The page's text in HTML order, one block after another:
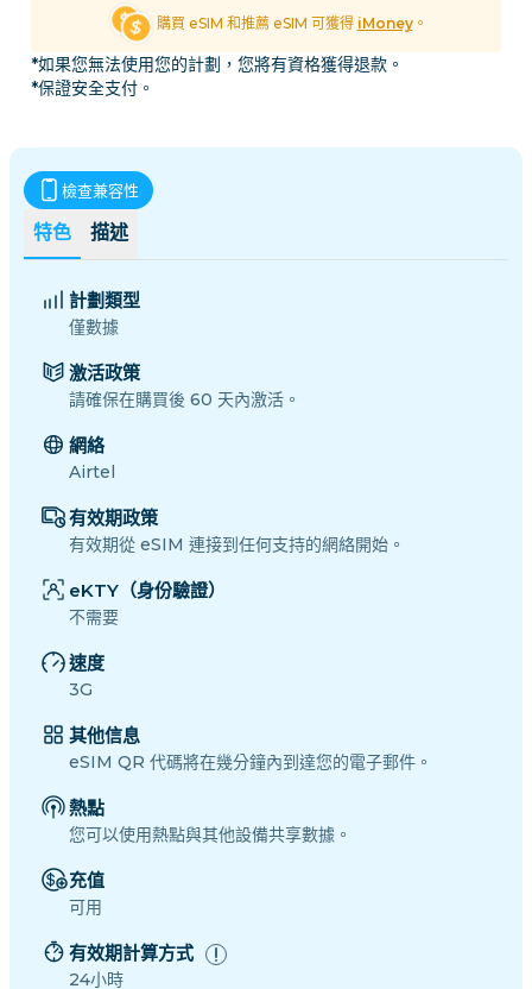
購買 eSIM 和推薦 eSIM 可獲得 iMoney。
*如果您無法使用您的計劃，您將有資格獲得退款。
*保證安全支付。
特色 描述
檢查兼容性
計劃類型
僅數據
激活政策
請確保在購買後 60 天內激活。
網絡
Airtel
有效期政策
有效期從 eSIM 連接到任何支持的網絡開始。
eKTY（身份驗證）
不需要
速度
3G
其他信息
eSIM QR 代碼將在幾分鐘內到達您的電子郵件。
熱點
您可以使用熱點與其他設備共享數據。
充值
可用
有效期計算方式
24小時